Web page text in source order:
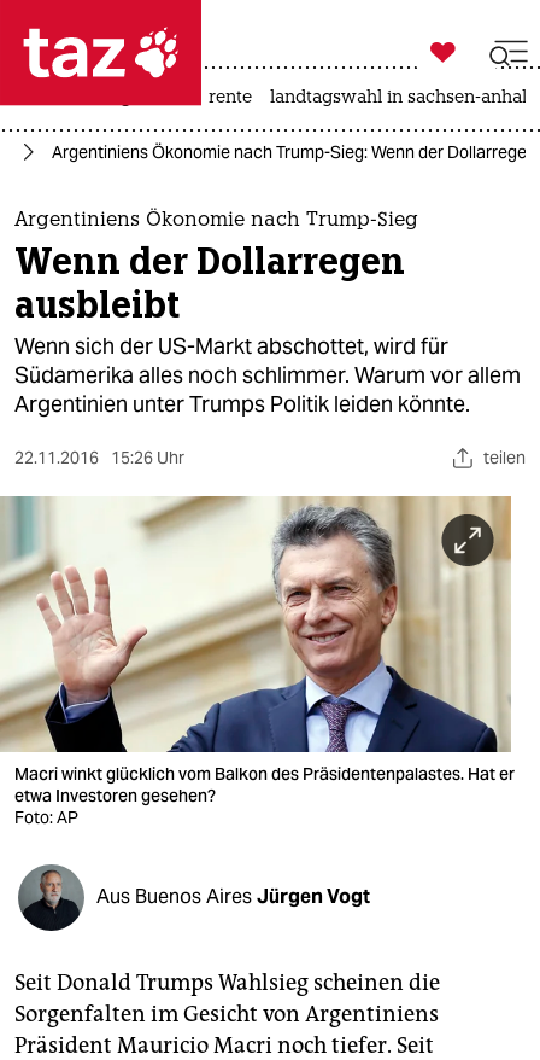
 taz zahl ich
taz zahl ich
themen
politik
öko
gesellschaft
sport
berlin
nord
wahrheit
verlag
verlag
veranstaltungen
fragen & hilfe
abo
genossenschaft

taz zahl ich
rente landtagswahl in sachsen-anhalt
Argentiniens Ökonomie nach Trump-Sieg: Wenn der
Argentiniens Ökonomie nach Trump-Sieg
Wenn der Dollarregen
ausbleibt
Wenn sich der US-Markt abschottet, wird für
Südamerika alles noch schlimmer. Warum vor allem
Argentinien unter Trumps Politik leiden könnte.
22.11.2016 15:26 Uhr teilen
Macri winkt glücklich vom Balkon des Präsidentenpalastes. Hat er
etwa Investoren gesehen?
Foto: AP
Aus Buenos AiresJürgen Vogt
Seit Donald Trumps Wahlsieg scheinen die
Sorgenfalten im Gesicht von Argentiniens
Präsident Mauricio Macri noch tiefer. Seit